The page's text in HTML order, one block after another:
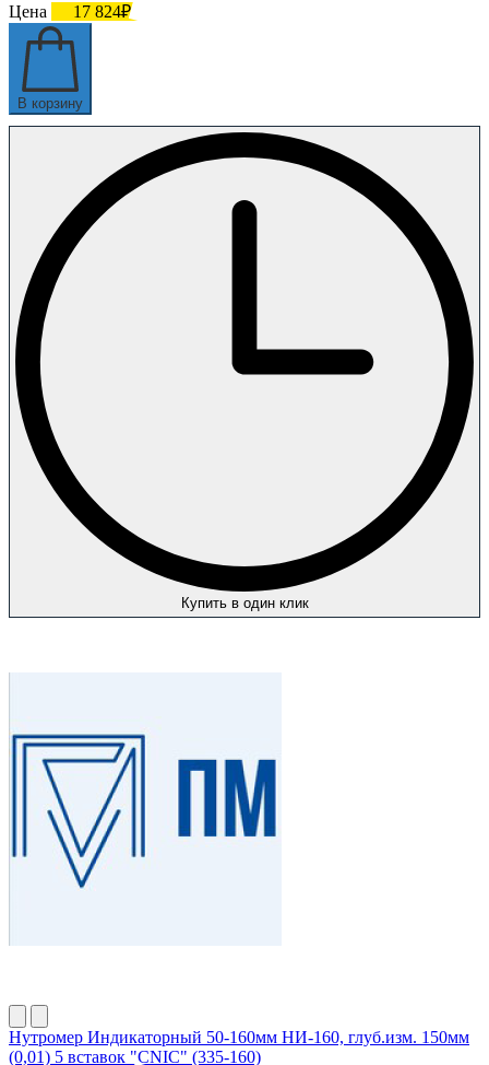
Цена
17 824₽
В корзину
Купить в один клик
Нутромер Индикаторный 50-160мм НИ-160, глуб.изм. 150мм
(0,01) 5 вставок "CNIC" (335-160)